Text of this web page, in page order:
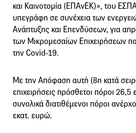
και Καινοτομία (ΕΠΑνΕΚ)», του
υπεγράφη σε συνέχεια των
Ανάπτυξης και Επενδύσεων, για
των Μικρομεσαίων Επιχειρήσεων
την Covid-19.
Με την Απόφαση αυτή (8η κατά
επιχειρήσεις πρόσθετοι πόροι
συνολικά διατιθέμενοι πόροι
εκατ. ευρώ.